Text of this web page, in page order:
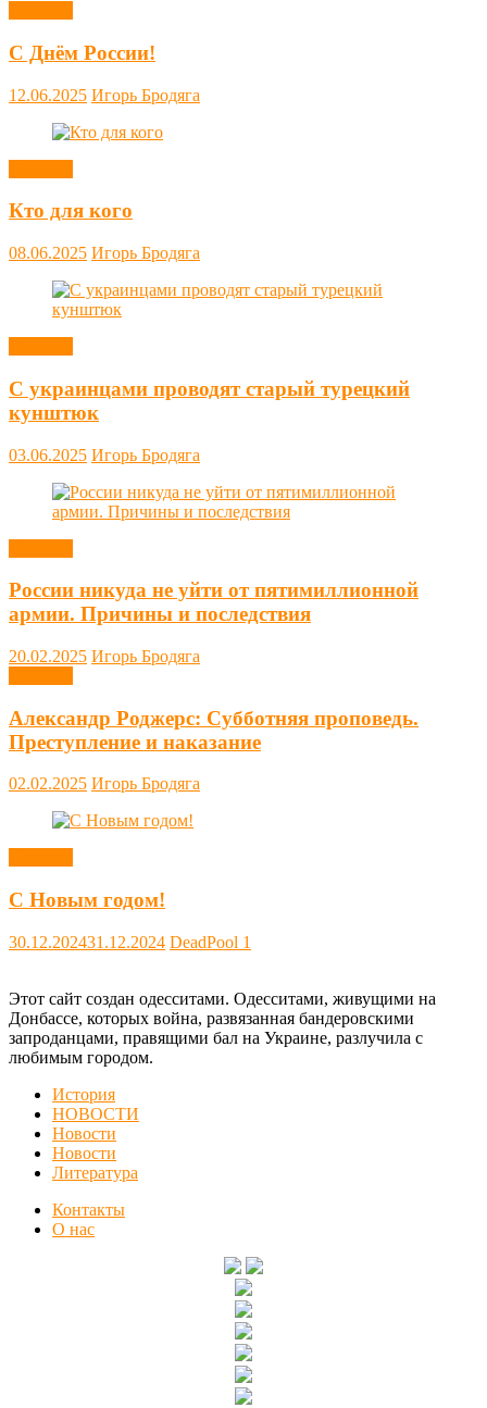
С Днём России!
12.06.2025 Игорь Бродяга
Кто для кого
08.06.2025 Игорь Бродяга
С украинцами проводят старый турецкий
кунштюк
03.06.2025 Игорь Бродяга
России никуда не уйти от пятимиллионной
армии. Причины и последствия
20.02.2025 Игорь Бродяга
Александр Роджерс: Субботняя проповедь.
Преступление и наказание
02.02.2025 Игорь Бродяга
С Новым годом!
30.12.202431.12.2024 DeadPool 1
Этот сайт создан одесситами. Одесситами, живущими на
Донбассе, которых война, развязанная бандеровскими
запроданцами, правящими бал на Украине, разлучила с
любимым городом.
История
НОВОСТИ
Новости
Новости
Литература
Контакты
О нас